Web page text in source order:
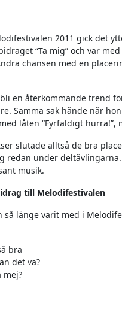
2011 gick det
“Ta mig” och var
chansen med en
en återkommande trend
Samma sak hände när
låten “Fyrfaldigt
slutade alltså de bra
redan under
musik.
till Melodifestivalen
så länge varit med i
bra
det va?
mej?